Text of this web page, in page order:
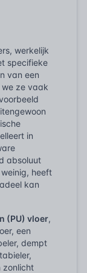
werkelijk
specifieke
van een
we ze vaak
in
absoluut
heeft
kan
(PU) vloer,
een
dempt
zonlicht